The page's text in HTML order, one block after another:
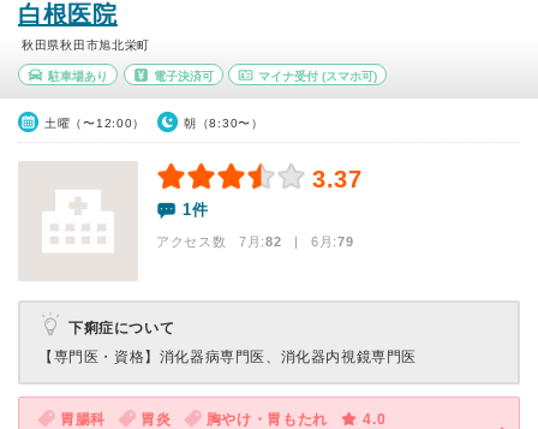
白根医院
秋田県秋田市旭北栄町
駐車場あり 電子決済可 マイナ受付 (スマホ可)
土曜（〜12:00） 朝（8:30〜）
3.37
1件
アクセス数 7月:82 | 6月:79
下痢症について
【専門医・資格】 消化器病専門医、消化器内視鏡専門医
胃腸科 胃炎 胸やけ・胃もたれ
4.0